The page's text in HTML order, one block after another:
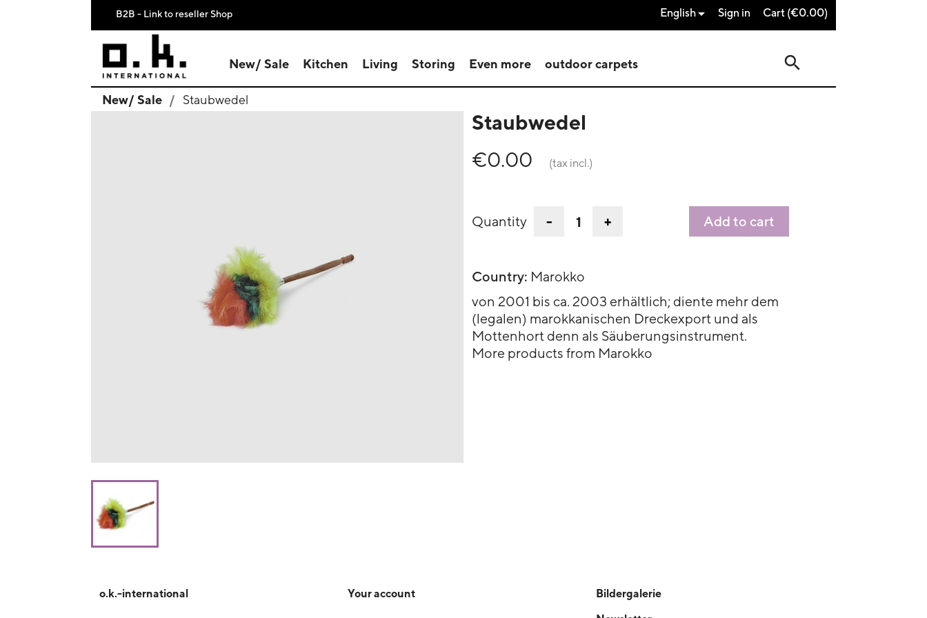
B2B - Link to reseller Shop English Sign in Cart (€0.00)
New/ Sale Kitchen Living Storing Even more outdoor carpets search
New/ Sale Staubwedel
search
Staubwedel
€0.00
(tax incl.)
Quantity - + Add to cart
Country: Marokko
von 2001 bis ca. 2003 erhältlich; diente mehr dem
(legalen) marokkanischen Dreckexport und als
Mottenhort denn als Säuberungsinstrument.
More products from Marokko
o.k.-international Your account
Bildergalerie